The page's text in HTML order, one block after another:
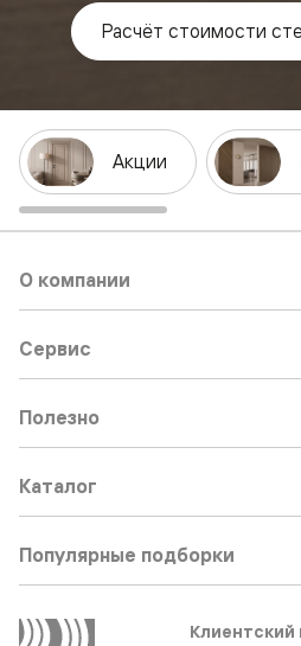
Расчёт стоимости
Акции
О компании
Сервис
Полезно
Каталог
Популярные подборки
Клиентский